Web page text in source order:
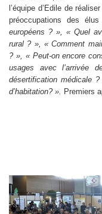
l’équipe d’Edile de
préoccupations des
européens ? », « Quel
rural ? », « Comment
? », « Peut-on encore
usages avec l’arrivée
désertification médicale
d’habitation? ». Premiers